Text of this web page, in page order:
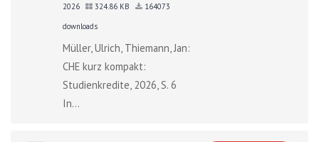
2026
324.86 KB
164073
downloads
Müller, Ulrich, Thiemann, Jan:
CHE kurz kompakt:
Studienkredite, 2026, S. 6
In...